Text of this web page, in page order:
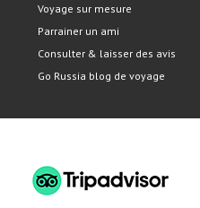
Voyage sur mesure
Parrainer un ami
Consulter & laisser des avis
Go Russia blog de voyage